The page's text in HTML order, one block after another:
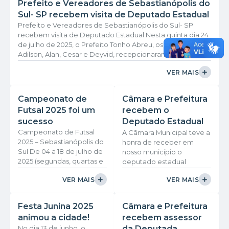
Prefeito e Vereadores de Sebastianópolis do
Sul- SP recebem visita de Deputado Estadual
Prefeito e Vereadores de Sebastianópolis do Sul- SP
recebem visita de Deputado Estadual Nesta quinta dia 24
de julho de 2025, o Prefeito Tonho Abreu, os vereadores
Adilson, Alan, Cesar e Deyvid, recepcionaram na Câmara
Estadual Luiz Claudio Marcolino e seus assessores. No
disso foram feito pedidos especiais ao...
VER MAIS
Campeonato de
Futsal 2025 foi um
sucesso
Campeonato de Futsal
2025 – Sebastianópolis do
Sul De 04 a 18 de julho de
2025 (segundas, quartas e
sextas) Ginásio de
Esportes Jesse Henrique
de Esportes de
Sebastianópolis do Sul foi
VER MAIS
Câmara e Prefeitura
recebem o
Deputado Estadual
Valdomiro Lopes
A Câmara Municipal teve a
honra de receber em
nosso município o
deputado estadual
ocasião oficializado a
emenda parlamentar e
também foi doado mais
VER MAIS
Festa Junina 2025
animou a cidade!
Câmara e Prefeitura
recebem assessor